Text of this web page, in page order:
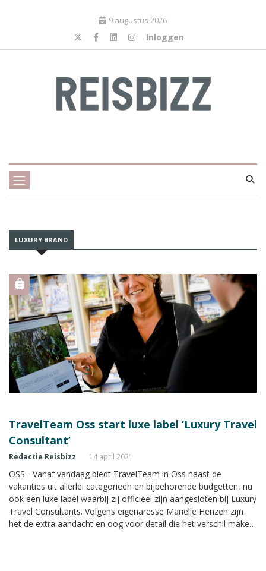
9 augustus 2026
Inloggen
LUXURY BRAND
TravelTeam Oss start luxe label ‘Luxury Travel
Consultant’
Redactie Reisbizz 14 april 2021
OSS - Vanaf vandaag biedt TravelTeam in Oss naast de
vakanties uit allerlei categorieën en bijbehorende budgetten, nu
ook een luxe label waarbij zij officieel zijn aangesloten bij Luxury
Travel Consultants. Volgens eigenaresse Mariëlle Henzen zijn
het de extra aandacht en oog voor detail die het verschil maken